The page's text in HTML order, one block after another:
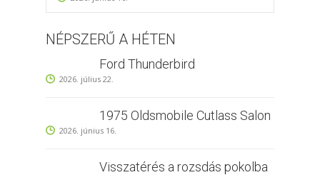
NÉPSZERŰ A HÉTEN
Ford Thunderbird
2026. július 22.
1975 Oldsmobile Cutlass Salon
2026. június 16.
Visszatérés a rozsdás pokolba